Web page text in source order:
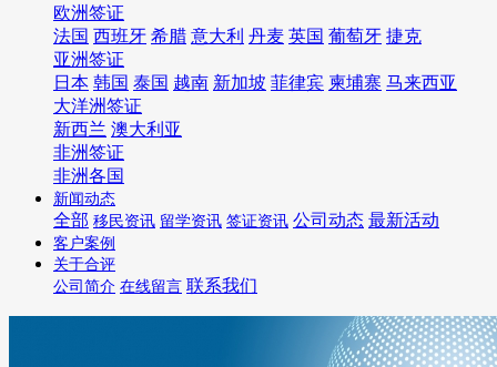
欧洲签证
法国 西班牙 希腊 意大利 丹麦 英国 葡萄牙 捷克
亚洲签证
日本 韩国 泰国 越南 新加坡 菲律宾 柬埔寨 马来西亚
大洋洲签证
新西兰 澳大利亚
非洲签证
非洲各国
新闻动态
全部 移民资讯 留学资讯 签证资讯 公司动态 最新活动
客户案例
关于合评
公司简介 在线留言 联系我们